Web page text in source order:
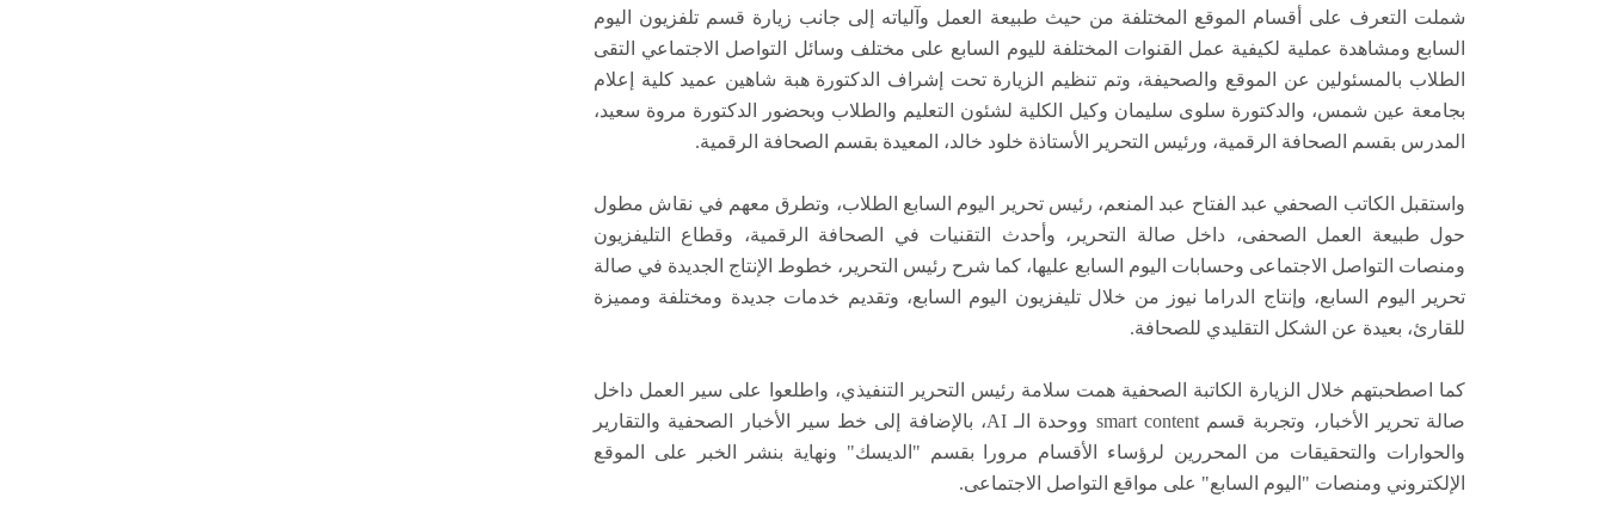
شملت التعرف على أقسام الموقع المختلفة من حيث طبيعة العمل وآلياته إلى جانب زيارة قسم تلفزيون اليوم
السابع ومشاهدة عملية لكيفية عمل القنوات المختلفة لليوم السابع على مختلف وسائل التواصل الاجتماعي التقى
الطلاب بالمسئولين عن الموقع والصحيفة، وتم تنظيم الزيارة تحت إشراف الدكتورة هبة شاهين عميد كلية إعلام
بجامعة عين شمس، والدكتورة سلوى سليمان وكيل الكلية لشئون التعليم والطلاب وبحضور الدكتورة مروة سعيد،
المدرس بقسم الصحافة الرقمية، ورئيس التحرير الأستاذة خلود خالد، المعيدة بقسم الصحافة الرقمية.
واستقبل الكاتب الصحفي عبد الفتاح عبد المنعم، رئيس تحرير اليوم السابع الطلاب، وتطرق معهم في نقاش مطول
حول طبيعة العمل الصحفى، داخل صالة التحرير، وأحدث التقنيات في الصحافة الرقمية، وقطاع التليفزيون
ومنصات التواصل الاجتماعى وحسابات اليوم السابع عليها، كما شرح رئيس التحرير، خطوط الإنتاج الجديدة في صالة
تحرير اليوم السابع، وإنتاج الدراما نيوز من خلال تليفزيون اليوم السابع، وتقديم خدمات جديدة ومختلفة ومميزة
للقارئ، بعيدة عن الشكل التقليدي للصحافة.
كما اصطحبتهم خلال الزيارة الكاتبة الصحفية همت سلامة رئيس التحرير التنفيذي، واطلعوا على سير العمل داخل
صالة تحرير الأخبار، وتجربة قسم smart content ووحدة الـ AI، بالإضافة إلى خط سير الأخبار الصحفية والتقارير
والحوارات والتحقيقات من المحررين لرؤساء الأقسام مرورا بقسم "الديسك" ونهاية بنشر الخبر على الموقع
الإلكتروني ومنصات "اليوم السابع" على مواقع التواصل الاجتماعى.